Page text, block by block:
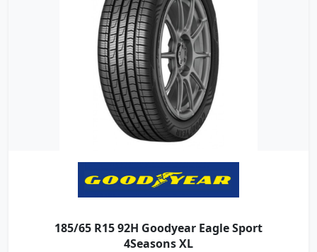
185/65 R15 92H Goodyear Eagle Sport
4Seasons XL